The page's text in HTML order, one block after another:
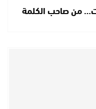
من صاحب الكلمة